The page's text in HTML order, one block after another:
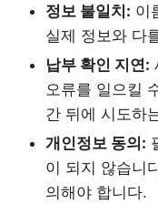
정보 불일치: 이
실제 정보와 다
납부 확인 지연:
오류를 일으킬
간 뒤에 시도하
개인정보 동의:
이 되지 않습니
의해야 합니다.